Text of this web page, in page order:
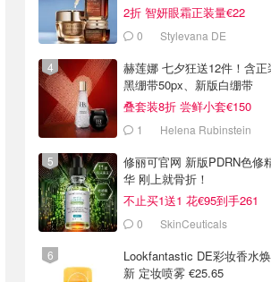
2折 智妍眼霜正装量€22
0 Stylevana DE
赫莲娜 七夕狂送12件！含正
黑绷带50px、新版白绷带
叠套装8折 尝鲜小套€150
1 Helena Rubinstein
修丽可官网 新版PDRN色修
华 刚上就骨折！
不止买1送1 花€95到手261
0 SkinCeuticals
Lookfantastic DE彩妆香水焕
新 定妆喷雾 €25.65